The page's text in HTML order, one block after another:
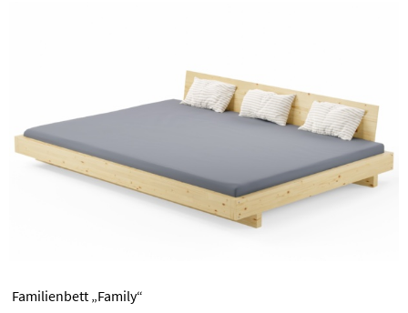
Familienbett „Family“